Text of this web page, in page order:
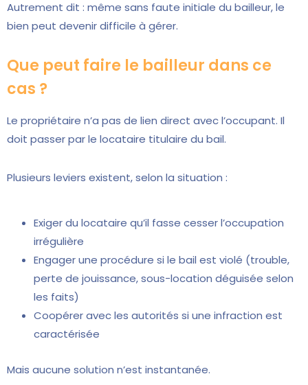
Autrement dit : même sans faute initiale du bailleur, le
bien peut devenir difficile à gérer.
Que peut faire le bailleur dans ce
cas ?
Le propriétaire n’a pas de lien direct avec l’occupant. Il
doit passer par le locataire titulaire du bail.
Plusieurs leviers existent, selon la situation :
Exiger du locataire qu’il fasse cesser l’occupation
irrégulière
Engager une procédure si le bail est violé (trouble,
perte de jouissance, sous-location déguisée selon
les faits)
Coopérer avec les autorités si une infraction est
caractérisée
Mais aucune solution n’est instantanée.